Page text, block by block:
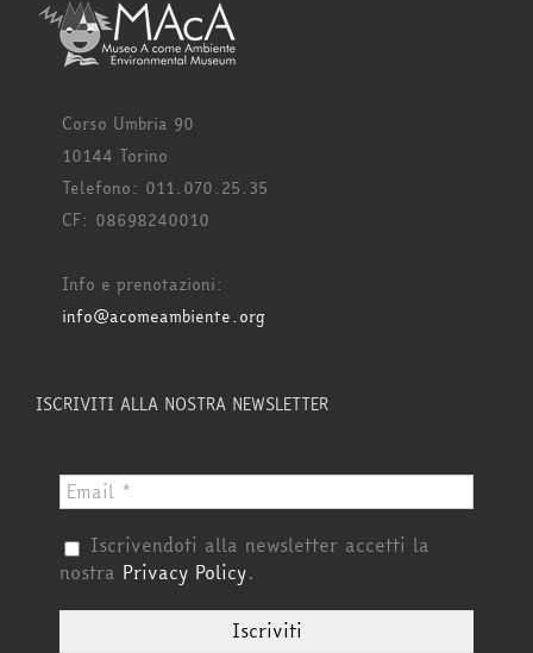
Corso Umbria 90
10144 Torino
Telefono: 011.070.25.35
CF: 08698240010
Info e prenotazioni:
info@acomeambiente.org
ISCRIVITI ALLA NOSTRA NEWSLETTER
Iscrivendoti alla newsletter accetti la
nostra Privacy Policy.